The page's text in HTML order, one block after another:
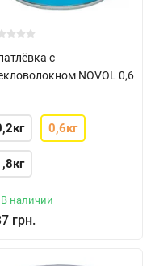
с
NOVOL 0,6
0,6кг
В наличии
грн.